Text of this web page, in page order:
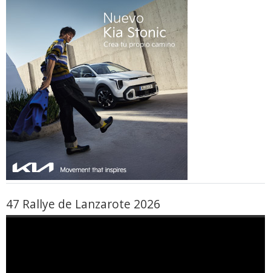
47 Rallye de Lanzarote 2026